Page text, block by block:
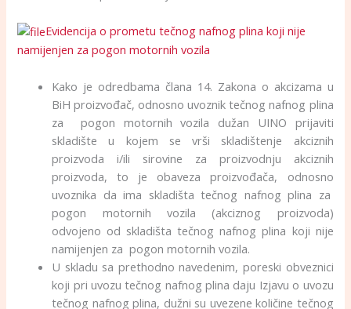
Evidencija o prometu tečnog nafnog plina koji nije
namijenjen za pogon motornih vozila
Kako je odredbama člana 14. Zakona o akcizama u
BiH proizvođač, odnosno uvoznik tečnog nafnog plina
za pogon motornih vozila dužan UINO prijaviti
skladište u kojem se vrši skladištenje akciznih
proizvoda i/ili sirovine za proizvodnju akciznih
proizvoda, to je obaveza proizvođača, odnosno
uvoznika da ima skladišta tečnog nafnog plina za
pogon motornih vozila (akciznog proizvoda)
odvojeno od skladišta tečnog nafnog plina koji nije
namijenjen za pogon motornih vozila.
U skladu sa prethodno navedenim, poreski obveznici
koji pri uvozu tečnog nafnog plina daju Izjavu o uvozu
tečnog nafnog plina, dužni su uvezene količine tečnog